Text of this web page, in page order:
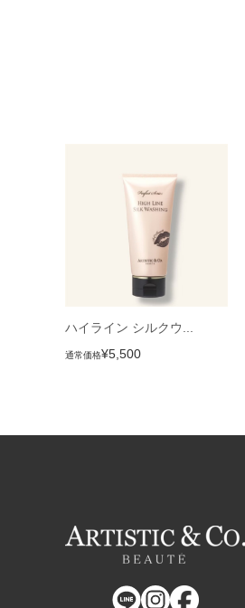
ハイライン シルクウ...
通常価格¥5,500